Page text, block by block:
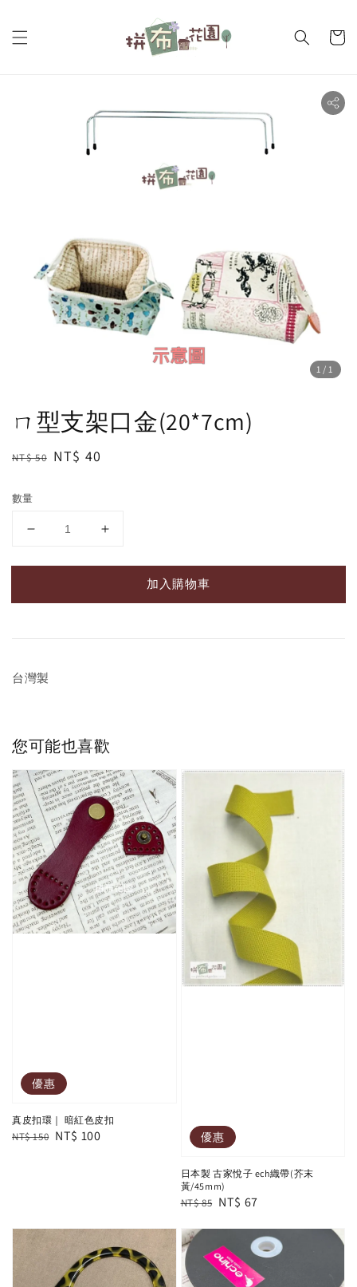
1 /1
ㄇ型支架口金(20*7cm)
Regular
NT$ 50 Sale
NT$ 40
數量
加入購物車
台灣製
您可能也喜歡
優惠
真皮扣環｜ 暗紅色皮扣
Regular
NT$ 150 Sale
NT$ 100 優惠
日本製 古家悅子 ech織帶(芥末
黃/45mm)
Regular
NT$ 85 Sale
NT$ 67